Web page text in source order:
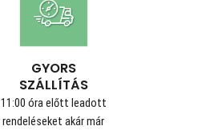
GYORS
SZÁLLÍTÁS
11:00 óra előtt leadott
rendeléseket akár már